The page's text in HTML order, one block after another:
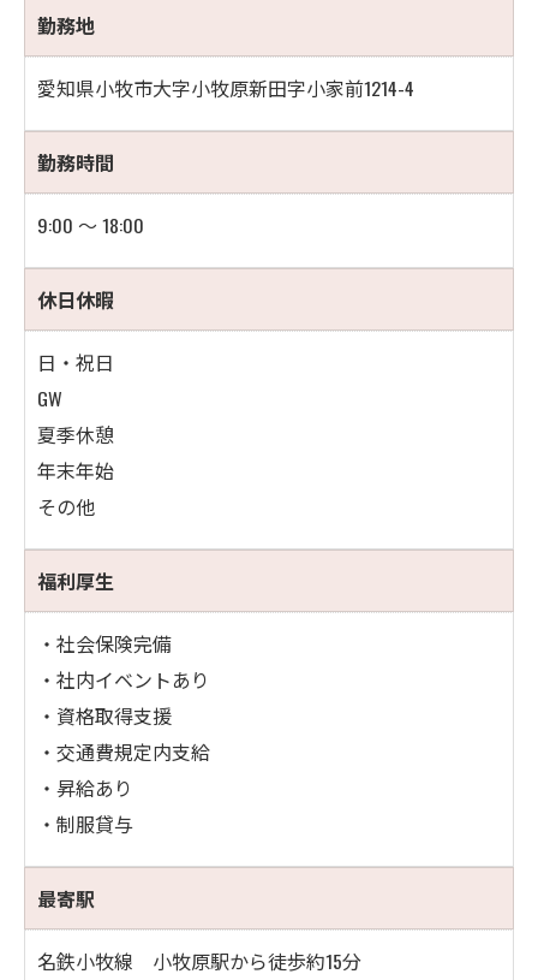
勤務地
愛知県小牧市大字小牧原新田字小家前1214-4
勤務時間
9:00 ～ 18:00
休日休暇
日・祝日
GW
夏季休憩
年末年始
その他
福利厚生
・社会保険完備
・社内イベントあり
・資格取得支援
・交通費規定内支給
・昇給あり
・制服貸与
最寄駅
名鉄小牧線 小牧原駅から徒歩約15分